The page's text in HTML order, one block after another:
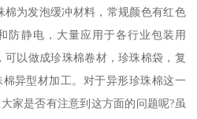
为发泡缓冲材料，常规颜色有红色
防静电，大量应用于各行业包装用
可以做成珍珠棉卷材，珍珠棉袋，复
异型材加工。对于异形珍珠棉这一
家是否有注意到这方面的问题呢?虽